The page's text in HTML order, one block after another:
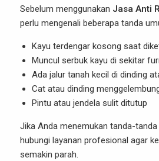
Sebelum menggunakan Jasa Anti
perlu mengenali beberapa tanda
Kayu terdengar kosong saat
Muncul serbuk kayu di sekitar
Ada jalur tanah kecil di dinding
Cat atau dinding
Pintu atau jendela sulit ditutup
Jika Anda menemukan tanda-
hubungi layanan profesional agar
semakin parah.